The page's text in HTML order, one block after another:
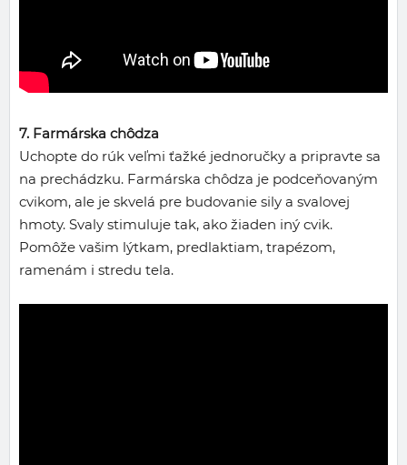
7. Farmárska chôdza
Uchopte do rúk veľmi ťažké jednoručky a pripravte sa
na prechádzku. Farmárska chôdza je podceňovaným
cvikom, ale je skvelá pre budovanie sily a svalovej
hmoty. Svaly stimuluje tak, ako žiaden iný cvik.
Pomôže vašim lýtkam, predlaktiam, trapézom,
ramenám i stredu tela.